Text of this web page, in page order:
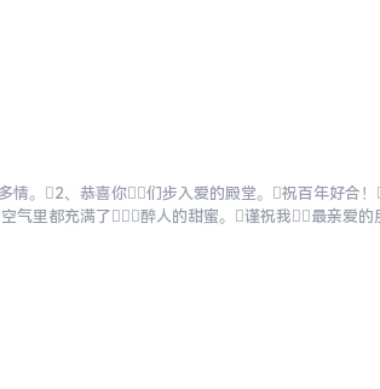
情。2、恭喜你们步入爱的殿堂。祝百年好合
气里都充满了醉人的甜蜜。谨祝我最亲爱的